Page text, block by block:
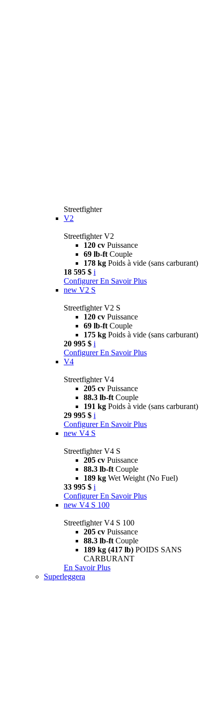
Streetfighter
V2
Streetfighter V2
120 cv Puissance
69 lb-ft Couple
178 kg Poids à vide (sans carburant)
18 595 $ i
Configurer En Savoir Plus
new V2 S
Streetfighter V2 S
120 cv Puissance
69 lb-ft Couple
175 kg Poids à vide (sans carburant)
20 995 $ i
Configurer En Savoir Plus
V4
Streetfighter V4
205 cv Puissance
88.3 lb-ft Couple
191 kg Poids à vide (sans carburant)
29 995 $ i
Configurer En Savoir Plus
new V4 S
Streetfighter V4 S
205 cv Puissance
88.3 lb-ft Couple
189 kg Wet Weight (No Fuel)
33 995 $ i
Configurer En Savoir Plus
new V4 S 100
Streetfighter V4 S 100
205 cv Puissance
88.3 lb-ft Couple
189 kg (417 lb) POIDS SANS
CARBURANT
En Savoir Plus
Superleggera